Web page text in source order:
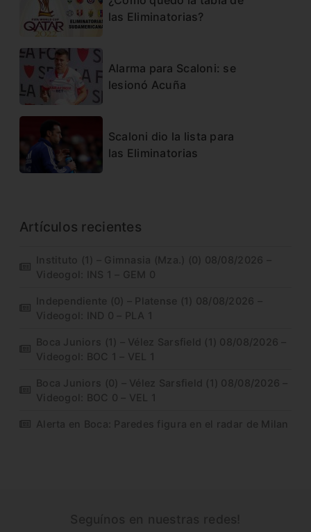
las Eliminatorias?
Alarma para Scaloni: se
lesionó Acuña
Scaloni dio la lista para
las Eliminatorias
Artículos recientes
Instituto (1) – Gimnasia (Mza.) (0) 08/08/2026 –
Videogol: INS 1 – GEM 0
Independiente (0) – Platense (1) 08/08/2026 –
Videogol: IND 0 – PLA 1
Boca Juniors (1) – Vélez Sarsfield (1) 08/08/2026 –
Videogol: BOC 1 – VEL 1
Boca Juniors (0) – Vélez Sarsfield (1) 08/08/2026 –
Videogol: BOC 0 – VEL 1
Alerta en Boca: Paredes figura en el radar de Milan